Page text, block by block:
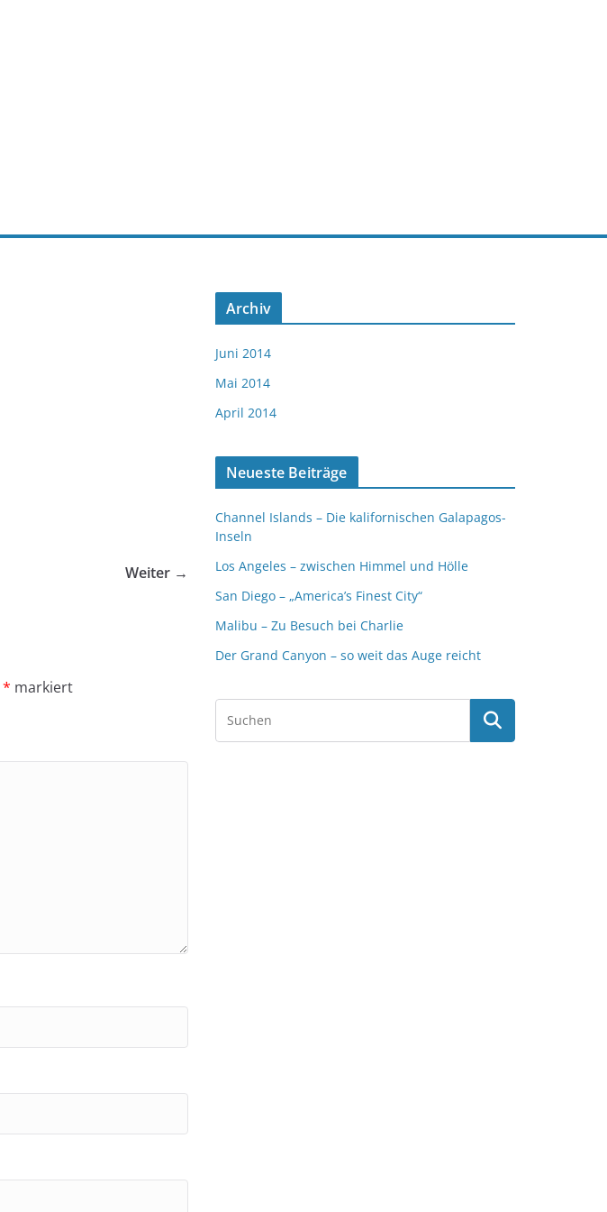
Weiter →
* markiert
Archiv
Juni 2014
Mai 2014
April 2014
Neueste Beiträge
Channel Islands – Die kalifornischen Galapagos-
Inseln
Los Angeles – zwischen Himmel und Hölle
San Diego – „America’s Finest City“
Malibu – Zu Besuch bei Charlie
Der Grand Canyon – so weit das Auge reicht